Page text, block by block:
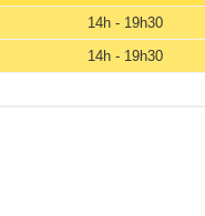
14h - 19h30
14h - 19h30